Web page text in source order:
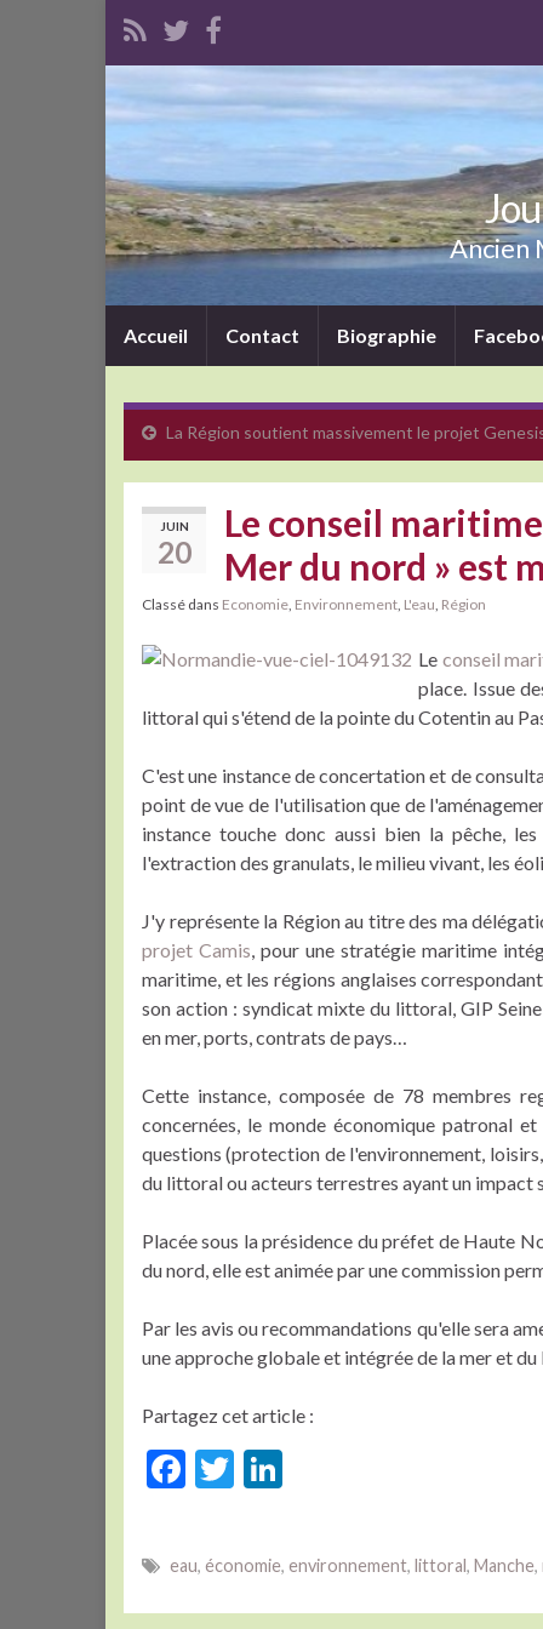
Ancien
Accueil Contact Biographie
La Région soutient massivement le projet
JUIN
20
Le conseil
Mer du nord » est
Classé dans Economie, Environnement, L'eau, Région
Le conseil
place. Issue
littoral qui s'étend de la pointe du Cotentin au
C'est une instance de concertation et de
point de vue de l'utilisation que de
instance touche donc aussi bien la pêche,
l'extraction des granulats, le milieu vivant, les
J'y représente la Région au titre des ma
projet Camis, pour une stratégie maritime
maritime, et les régions anglaises
son action : syndicat mixte du littoral, GIP
en mer, ports, contrats de pays…
Cette instance, composée de 78 membres
concernées, le monde économique patronal
questions (protection de l'environnement,
du littoral ou acteurs terrestres ayant un impact
Placée sous la présidence du préfet de Haute
du nord, elle est animée par une commission
Par les avis ou recommandations qu'elle sera
une approche globale et intégrée de la mer et
Partagez cet article :
F
b
T
itt
er
ke
dI
eau, économie, environnement, littoral, Manche,